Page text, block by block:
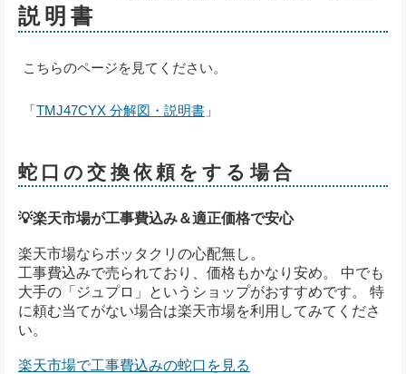
説明書
こちらのページを見てください。
「TMJ47CYX 分解図・説明書 」
蛇口の交換依頼をする場合
💡楽天市場が工事費込み＆適正価格で安心
楽天市場ならボッタクリの心配無し。
工事費込みで売られており、価格もかなり安め。 中でも
大手の「ジュプロ」というショップがおすすめです。 特
に頼む当てがない場合は楽天市場を利用してみてくださ
い。
楽天市場で工事費込みの蛇口を見る